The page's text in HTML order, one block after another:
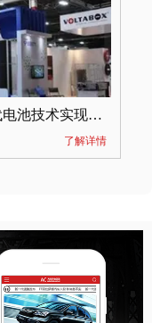
能量密度304Wh/kg！宁德时代电池技术实现突破
了解详情